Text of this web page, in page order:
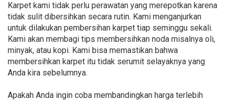
Karpet kami tidak perlu perawatan yang merepotkan karena
tidak sulit dibersihkan secara rutin. Kami menganjurkan
untuk dilakukan pembersihan karpet tiap seminggu sekali.
Kami akan membagi tips membersihkan noda misalnya oli,
minyak, atau kopi. Kami bisa memastikan bahwa
membersihkan karpet itu tidak serumit selayaknya yang
Anda kira sebelumnya.
Apakah Anda ingin coba membandingkan harga terlebih